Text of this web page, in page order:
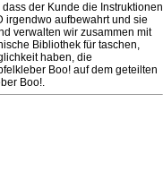
der Kunde die Instruktionen
irgendwo aufbewahrt und sie
verwalten wir zusammen mit
Bibliothek für taschen,
haben, die
Boo! auf dem geteilten
Boo!.